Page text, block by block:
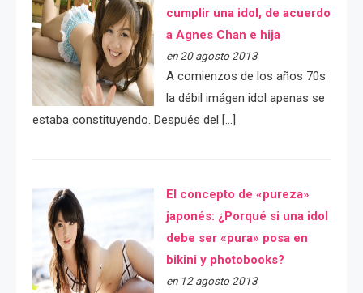
cumplir una idol, de acuerdo
a Agnes Chan e hija
en 20 agosto 2013
A comienzos de los años 70s
la débil imágen idol apenas se
estaba constituyendo. Después del […]
El concepto de «pureza»
japonés: ¿Porqué si una idol
debe ser «pura» posa en
bikini y photobooks?
en 12 agosto 2013